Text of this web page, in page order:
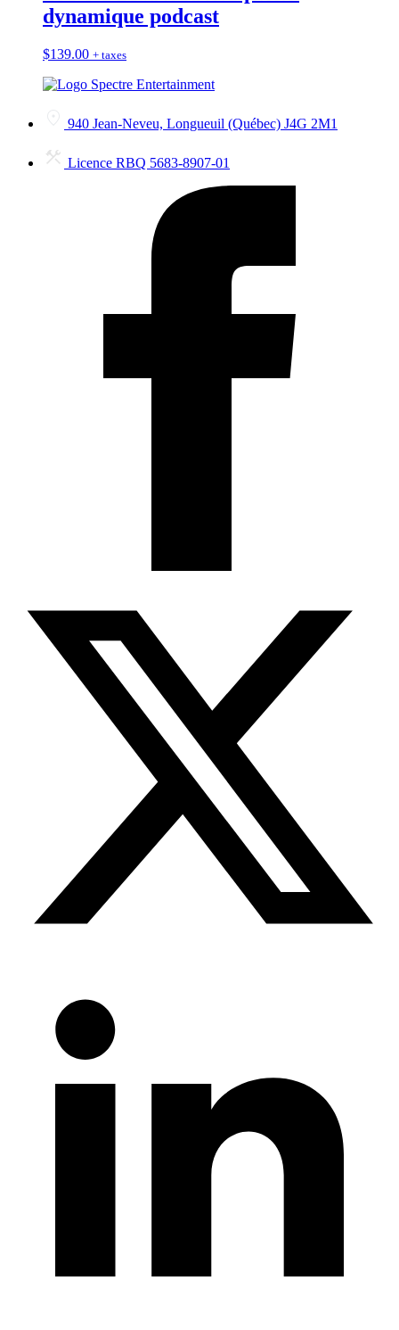
dynamique podcast
$139.00 + taxes
940 Jean-Neveu, Longueuil (Québec) J4G 2M1
Licence RBQ 5683-8907-01